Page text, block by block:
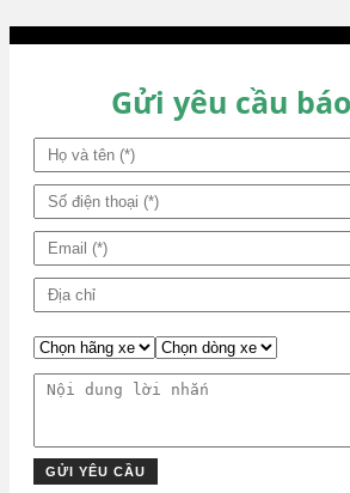
hướng
Gửi yêu cầu